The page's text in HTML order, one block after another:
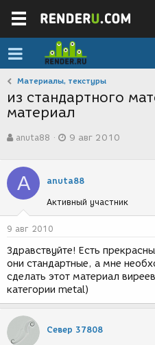
Материалы, текстуры
из стандартного
материал
в
о
р
т
е
м
ы
anuta88
а
с
з
д
и
я
9 авг 2010
A anuta88
Активный участник
9 авг 2010
Здравствуйте! Есть
они стандартные, а мне
сделать этот материал
категории metal)
Север 37808